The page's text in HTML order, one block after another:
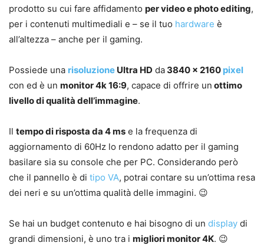
prodotto su cui fare affidamento per video e photo editing,
per i contenuti multimediali e – se il tuo hardware è
all’altezza – anche per il gaming.
Possiede una risoluzione Ultra HD da 3840 x 2160 pixel
con ed è un monitor 4k 16:9, capace di offrire un ottimo
livello di qualità dell’immagine.
Il tempo di risposta da 4 ms e la frequenza di
aggiornamento di 60Hz lo rendono adatto per il gaming
basilare sia su console che per PC. Considerando però
che il pannello è di tipo VA, potrai contare su un’ottima resa
dei neri e su un’ottima qualità delle immagini. 😉
Se hai un budget contenuto e hai bisogno di un display di
grandi dimensioni, è uno tra i migliori monitor 4K. 😉